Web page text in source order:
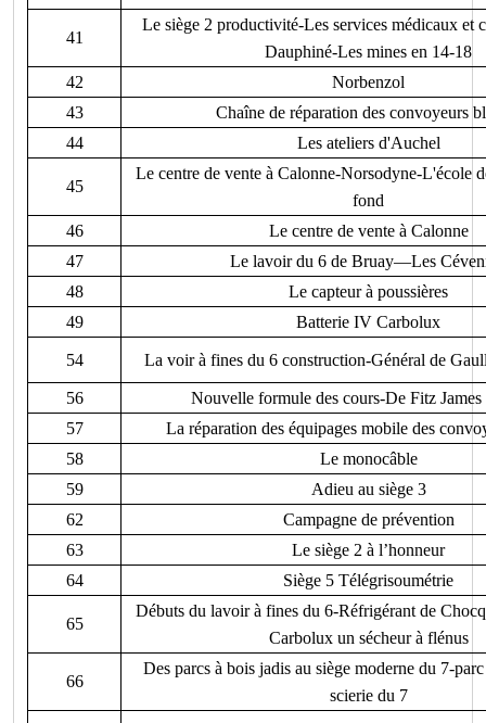
41
Le siège 2 productivité-Les services médicaux et
Dauphiné-Les mines en 14-18
42
Norbenzol
43
Chaîne de réparation des convoyeurs
44
Les ateliers d'Auchel
45
Le centre de vente à Calonne-Norsodyne-L'école
fond
46
Le centre de vente à Calonne
47
Le lavoir du 6 de Bruay—Les
48
Le capteur à poussières
49
Batterie IV Carbolux
54 La voir à fines du 6 construction-Général de
56
Nouvelle formule des cours-De Fitz James
57
La réparation des équipages mobile des
58
Le monocâble
59
Adieu au siège 3
62
Campagne de prévention
63
Le siège 2 à l’honneur
64
Siège 5 Télégrisoumétrie
65
Débuts du lavoir à fines du 6-Réfrigérant de
Carbolux un sécheur à flénus
66
Des parcs à bois jadis au siège moderne du 7-
scierie du 7